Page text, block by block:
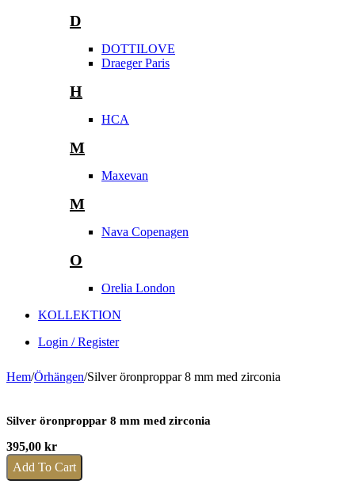
D
DOTTILOVE
Draeger Paris
H
HCA
M
Maxevan
M
Nava Copenagen
O
Orelia London
KOLLEKTION
Login / Register
Hem/Örhängen/Silver öronproppar 8 mm med zirconia
Silver öronproppar 8 mm med zirconia
395,00 kr
Add To Cart